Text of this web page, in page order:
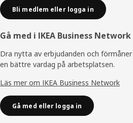
Bli medlem eller logga in
Gå med i IKEA Business Network
Dra nytta av erbjudanden och
en bättre vardag på arbetsplatsen.
Läs mer om IKEA Business Network
Gå med eller logga in